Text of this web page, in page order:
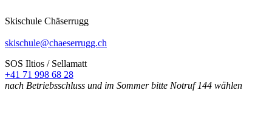
Skischule Chäserrugg
skischule@chaeserrugg.ch
SOS Iltios / Sellamatt
+41 71 998 68 28
nach Betriebsschluss und im Sommer bitte Notruf 144 wählen